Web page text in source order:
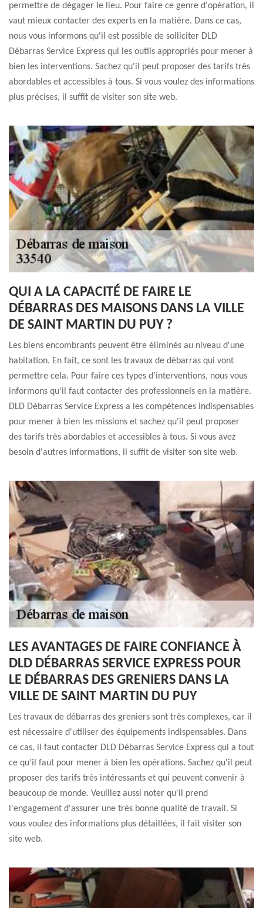
permettre de dégager le lieu. Pour faire ce genre d'opération, il
vaut mieux contacter des experts en la matière. Dans ce cas,
nous vous informons qu'il est possible de solliciter DLD
Débarras Service Express qui les outils appropriés pour mener à
bien les interventions. Sachez qu'il peut proposer des tarifs très
abordables et accessibles à tous. Si vous voulez des informations
plus précises, il suffit de visiter son site web.
QUI A LA CAPACITÉ DE FAIRE LE
DÉBARRAS DES MAISONS DANS LA VILLE
DE SAINT MARTIN DU PUY ?
Les biens encombrants peuvent être éliminés au niveau d'une
habitation. En fait, ce sont les travaux de débarras qui vont
permettre cela. Pour faire ces types d'interventions, nous vous
informons qu'il faut contacter des professionnels en la matière.
DLD Débarras Service Express a les compétences indispensables
pour mener à bien les missions et sachez qu'il peut proposer
des tarifs très abordables et accessibles à tous. Si vous avez
besoin d'autres informations, il suffit de visiter son site web.
LES AVANTAGES DE FAIRE CONFIANCE À
DLD DÉBARRAS SERVICE EXPRESS POUR
LE DÉBARRAS DES GRENIERS DANS LA
VILLE DE SAINT MARTIN DU PUY
Les travaux de débarras des greniers sont très complexes, car il
est nécessaire d'utiliser des équipements indispensables. Dans
ce cas, il faut contacter DLD Débarras Service Express qui a tout
ce qu'il faut pour mener à bien les opérations. Sachez qu'il peut
proposer des tarifs très intéressants et qui peuvent convenir à
beaucoup de monde. Veuillez aussi noter qu'il prend
l'engagement d'assurer une très bonne qualité de travail. Si
vous voulez des informations plus détaillées, il fait visiter son
site web.